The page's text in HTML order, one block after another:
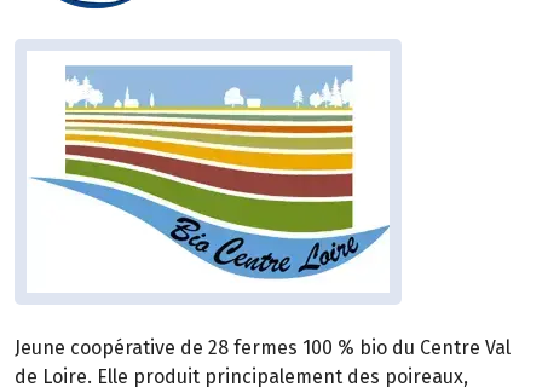
Jeune coopérative de 28 fermes 100 % bio du Centre Val
de Loire. Elle produit principalement des poireaux,